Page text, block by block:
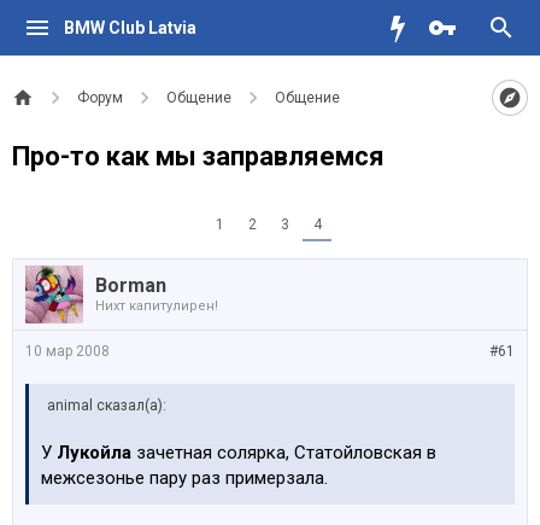
BMW Club Latvia
Форум Общение Общение
Про-то как мы заправляемся
1 2 3 4
Borman
Нихт капитулирен!
#61
10 мар 2008
animal сказал(а):
У Лукойла зачетная солярка, Статойловская в
межсезонье пару раз примерзала.